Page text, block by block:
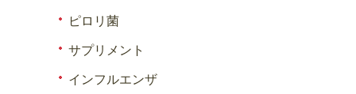
ピロリ菌
サプリメント
インフルエンザ